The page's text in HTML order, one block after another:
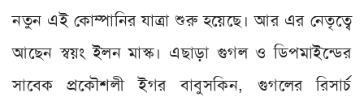
নতুন এই কোম্পানির যাত্রা শুরু হয়েছে। আর এর নেতৃত্বে
আছেন স্বয়ং ইলন মাস্ক। এছাড়া গুগল ও ডিপমাইন্ডের
সাবেক প্রকৌশলী ইগর বাবুসকিন, গুগলের রিসার্চ